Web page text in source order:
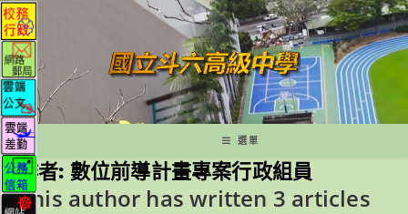
跳
轉
至
主
要
內
容
選單
作者: 數位前導計畫專案行政組員
This author has written 3 articles